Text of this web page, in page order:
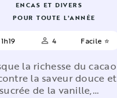
ENCAS ET DIVERS
POUR TOUTE L'ANNÉE
1h19 person_outline 4 Facile ⭐
la richesse du cacao
la saveur douce et
sucrée de la vanille,…